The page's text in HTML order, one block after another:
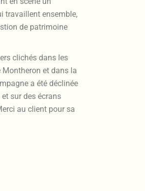
travaillent ensemble,
de patrimoine
clichés dans les
Montheron et dans la
a été déclinée
sur des écrans
au client pour sa